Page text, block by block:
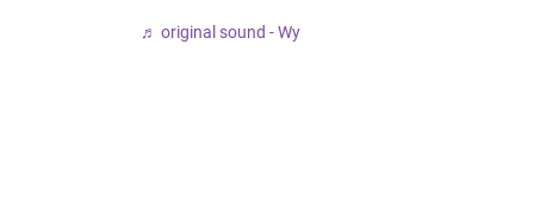
♬ original sound - Wy